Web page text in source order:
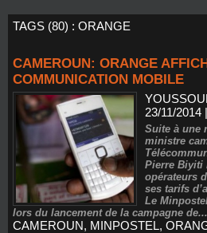
TAGS (80) : ORANGE
CAMEROUN: ORANGE
COMMUNICATION MOBILE
23/11/2014 |
Suite à une
ministre
Pierre Biyiti
opérateurs
ses tarifs
Le
lors du lancement de la campagne de...
CAMEROUN, MINPOSTEL,